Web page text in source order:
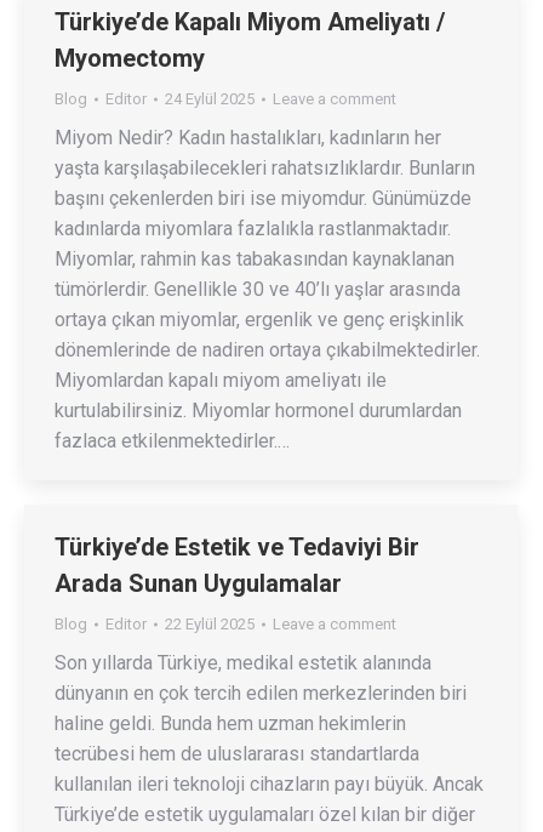
Türkiye’de Kapalı Miyom Ameliyatı /
Myomectomy
Blog Editor 24 Eylül 2025 Leave a comment
Miyom Nedir? Kadın hastalıkları, kadınların her
yaşta karşılaşabilecekleri rahatsızlıklardır. Bunların
başını çekenlerden biri ise miyomdur. Günümüzde
kadınlarda miyomlara fazlalıkla rastlanmaktadır.
Miyomlar, rahmin kas tabakasından kaynaklanan
tümörlerdir. Genellikle 30 ve 40’lı yaşlar arasında
ortaya çıkan miyomlar, ergenlik ve genç erişkinlik
dönemlerinde de nadiren ortaya çıkabilmektedirler.
Miyomlardan kapalı miyom ameliyatı ile
kurtulabilirsiniz. Miyomlar hormonel durumlardan
fazlaca etkilenmektedirler.…
Türkiye’de Estetik ve Tedaviyi Bir
Arada Sunan Uygulamalar
Blog Editor 22 Eylül 2025 Leave a comment
Son yıllarda Türkiye, medikal estetik alanında
dünyanın en çok tercih edilen merkezlerinden biri
haline geldi. Bunda hem uzman hekimlerin
tecrübesi hem de uluslararası standartlarda
kullanılan ileri teknoloji cihazların payı büyük. Ancak
Türkiye’de estetik uygulamaları özel kılan bir diğer